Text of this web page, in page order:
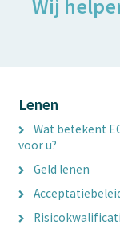
Wij
Lenen
Wat betekent
voor u?
Geld lenen